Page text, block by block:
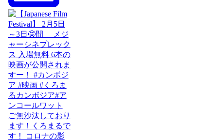
ご無沙汰しており
ます！くろまるで
す！ コロナの影